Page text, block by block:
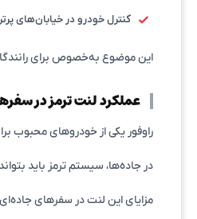
کنترل خودرو در خیابان‌های
این موضوع به‌خصوص برای
عملکرد لنت ترمز در
راوفور یکی از خودروهای محبوب
در جاده‌ها، سیستم ترمز باید
مزایای این لنت در سفرهای جاده‌ای